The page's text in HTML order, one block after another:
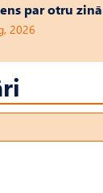
par otru
2026